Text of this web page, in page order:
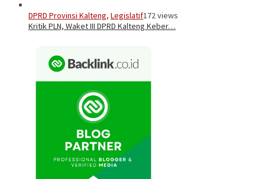
DPRD Provinsi Kalteng, Legislatif172 views
Kritik PLN, Waket III DPRD Kalteng Keber…